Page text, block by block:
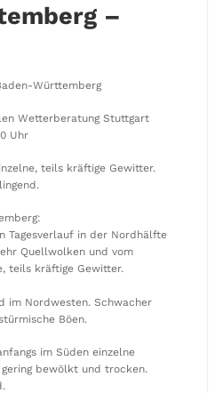
–
Württemberg
Wetterberatung Stuttgart
Uhr
teils kräftige Gewitter.
Tagesverlauf in der Nordhälfte
Quellwolken und vom
teils kräftige Gewitter.
im Nordwesten. Schwacher
Böen.
im Süden einzelne
bewölkt und trocken.